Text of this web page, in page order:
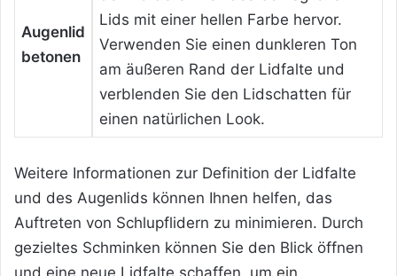
Augenlid
betonen
Lids mit einer hellen Farbe hervor.
Verwenden Sie einen dunkleren Ton
am äußeren Rand der Lidfalte und
verblenden Sie den Lidschatten für
einen natürlichen Look.
Weitere Informationen zur Definition der Lidfalte
und des Augenlids können Ihnen helfen, das
Auftreten von Schlupflidern zu minimieren. Durch
gezieltes Schminken können Sie den Blick öffnen
und eine neue Lidfalte schaffen, um ein